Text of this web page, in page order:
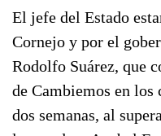
El jefe del Estado
Cornejo y por el
Rodolfo Suárez, que
de Cambiemos en
dos semanas, al